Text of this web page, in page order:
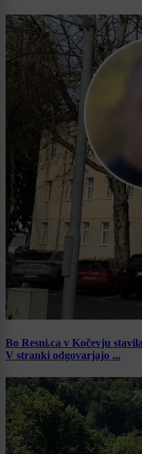
Bo Resni.ca v Kočevju
V stranki odgovarjajo ...